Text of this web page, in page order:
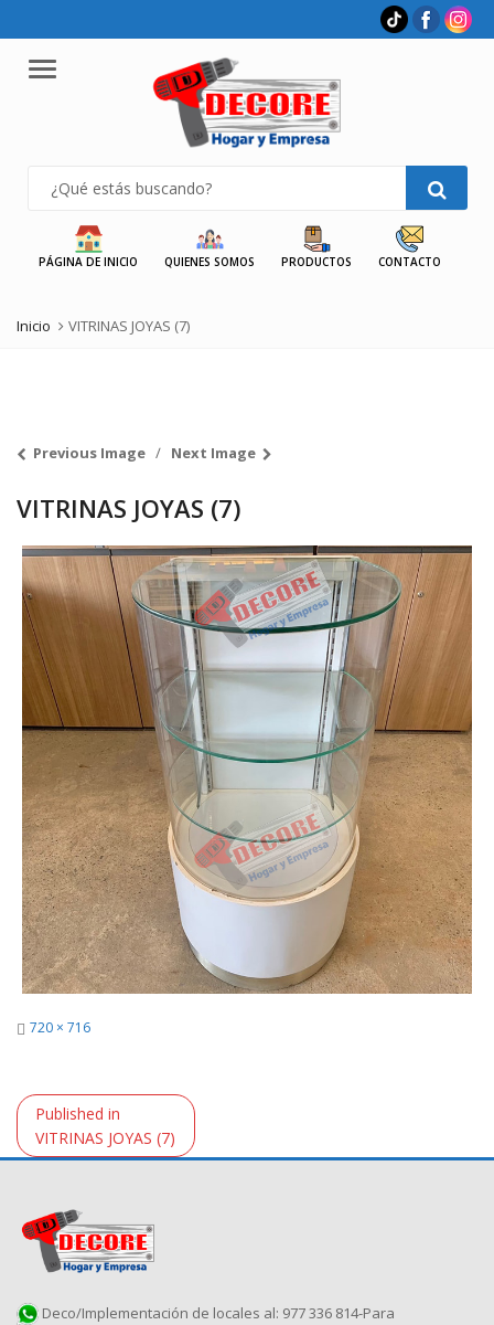
Menu
PÁGINA DE INICIO QUIENES SOMOS PRODUCTOS CONTACTO
Inicio VITRINAS JOYAS (7)
Previous Image Next Image
VITRINAS JOYAS (7)
Full
720 × 716
Navegación
de
entradas
Published in
VITRINAS JOYAS (7)
Deco/Implementación de locales al: 977 336 814-Para